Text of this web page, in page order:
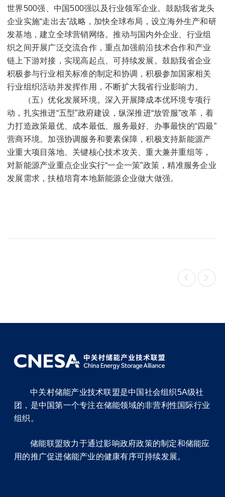
世界500强、中国500强以及行业领军企业。鼓励我省龙头
企业实施“走出去”战略，加快全球布局，设立海外生产和研
发基地，建立全球营销网络。推动与国内外企业、行业组
织之间开展广泛交流合作，重点加强前沿技术合作和产业
链上下游对接，实现高起点、可持续发展。鼓励我省企业
积极参与行业相关标准的制定和协调，积极参加国家相关
行业组织活动并发挥作用，不断扩大我省行业影响力。
（五）优化发展环境。深入开展降成本优环境专项行
动，扎实推进“五型”政府建设，纵深推进“放管服”改革，着
力打造政策最优、成本最低、服务最好、办事最快的“四最”
营商环境。加强协调服务和要素保障，积极支持新能源产
业重大项目落地、关键核心技术攻关、重大兼并重组等，
对新能源产业重点企业实行“一企一策”政策，精准服务企业
发展需求，扶植培育本地新能源企业做大做强。
 
中关村储能产业技术联盟是中国社会组织5A级社
团，是中国第一个专注在储能领域的非营利性国际行业
组织。
储能联盟致力于通过影响政府政策的制定和储能应
用的推广促进储能产业的健康有序可持续发展。